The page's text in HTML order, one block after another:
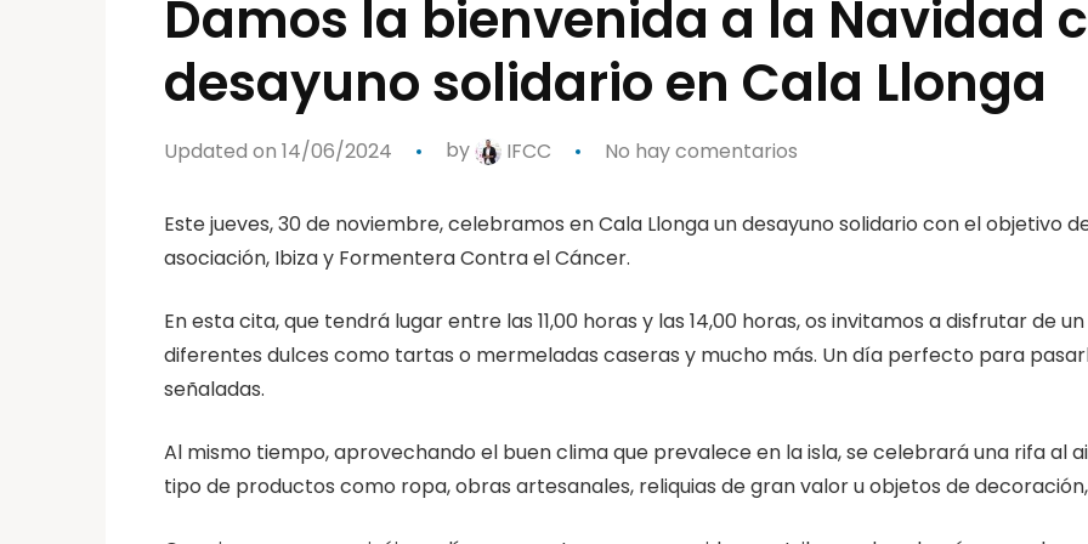
Damos la bienvenida a la Navidad
desayuno solidario en Cala Llonga
Updated on 14/06/2024 by IFCC No hay comentarios
Este jueves, 30 de noviembre, celebramos en Cala Llonga un desayuno solidario con el objetivo
asociación, Ibiza y Formentera Contra el Cáncer.
En esta cita, que tendrá lugar entre las 11,00 horas y las 14,00 horas, os invitamos a disfrutar de
diferentes dulces como tartas o mermeladas caseras y mucho más. Un día perfecto para
señaladas.
Al mismo tiempo, aprovechando el buen clima que prevalece en la isla, se celebrará una rifa al
tipo de productos como ropa, obras artesanales, reliquias de gran valor u objetos de